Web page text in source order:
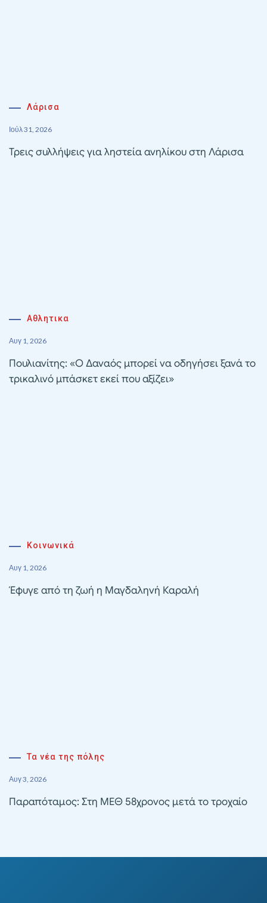
Λάρισα
Ιούλ 31, 2026
Τρεις συλλήψεις για ληστεία ανηλίκου στη Λάρισα
Αθλητικα
Αυγ 1, 2026
Πουλιανίτης: «Ο Δαναός μπορεί να οδηγήσει ξανά το
τρικαλινό μπάσκετ εκεί που αξίζει»
Κοινωνικά
Αυγ 1, 2026
Έφυγε από τη ζωή η Μαγδαληνή Καραλή
Τα νέα της πόλης
Αυγ 3, 2026
Παραπόταμος: Στη ΜΕΘ 58χρονος μετά το τροχαίο